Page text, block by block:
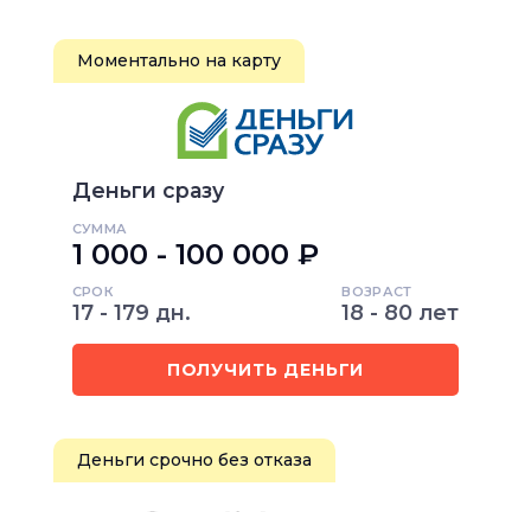
Моментально на карту
Деньги сразу
СУММА
1 000 - 100 000 ₽
СРОК
17 - 179 дн.
ВОЗРАСТ
18 - 80 лет
ПОЛУЧИТЬ ДЕНЬГИ
Деньги срочно без отказа